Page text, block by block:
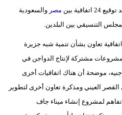
بين
مصر والسعودية
التنسيقي بين البلدين.
وكشفت المصادر إنه سيتم توقيع 12 اتفاقية تعاون بشأن تنمية شبه جزيرة
بإقامة مشروعات مشتركة لإنتاج الدواجن في
تصل إلى 10 مليار جنيه، موضحة أن هناك اتفاقيات أخرى
العيني ومذكرة تعاون أخرى لتطوير
لمشروع إنشاء ميناء جاف